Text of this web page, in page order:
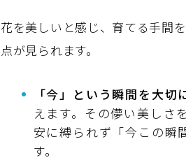
花を美しいと感じ、育てる手間
点が見られます。
「今」という瞬間を大切
えます。その儚い美しさ
安に縛られず「今この瞬
す。